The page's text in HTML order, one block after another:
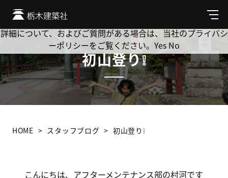
メ
ニ
ュ
初山登り❕
HOME スタッフブログ 初山登り❕
こんにちは、アフターメンテナンス部の村河です
Cookie を使用して、お客様の活動を追跡してもよろしいです
か? 当社ではお客様のプライバシーを極めて重視しています。
詳細について、およびご質問がある場合は、当社のプライバシ
ーポリシーをご覧ください。 Yes No